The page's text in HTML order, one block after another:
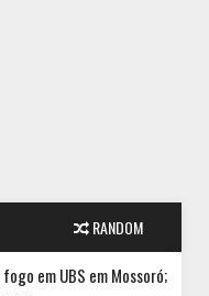
RANDOM
em UBS em Mossoró;